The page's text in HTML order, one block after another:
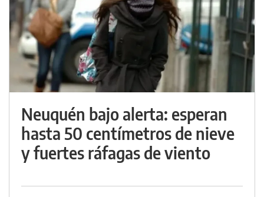
Neuquén bajo alerta: esperan
hasta 50 centímetros de nieve
y fuertes ráfagas de viento